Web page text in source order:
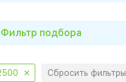
Фильтр подбора
Сбросить фильтры